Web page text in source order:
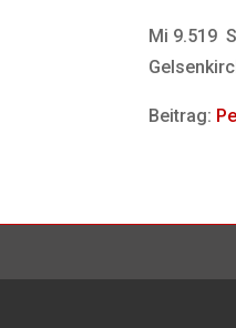
Mi 9.519
Beitrag: